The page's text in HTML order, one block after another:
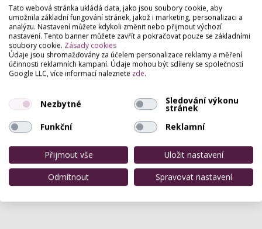
Hodnocení salónu
Pro přidání hodnocení sepřihlašte
Zatím zde není žádné hodnocení.
Tato webová stránka ukládá data, jako jsou soubory cookie, aby
umožnila základní fungování stránek, jakož i marketing, personalizaci a
analýzu. Nastavení můžete kdykoli změnit nebo přijmout výchozí
nastavení. Tento banner můžete zavřít a pokračovat pouze se základními
soubory cookie. Zásady cookies
Údaje jsou shromažďovány za účelem personalizace reklamy a měření
účinnosti reklamních kampaní. Údaje mohou být sdíleny se společností
Google LLC, více informací naleznete zde.
Nezbytné Sledování výkonu
stránek
Funkční
Reklamní
Přijmout vše
Uložit nastavení
Odmítnout
Spravovat nastavení